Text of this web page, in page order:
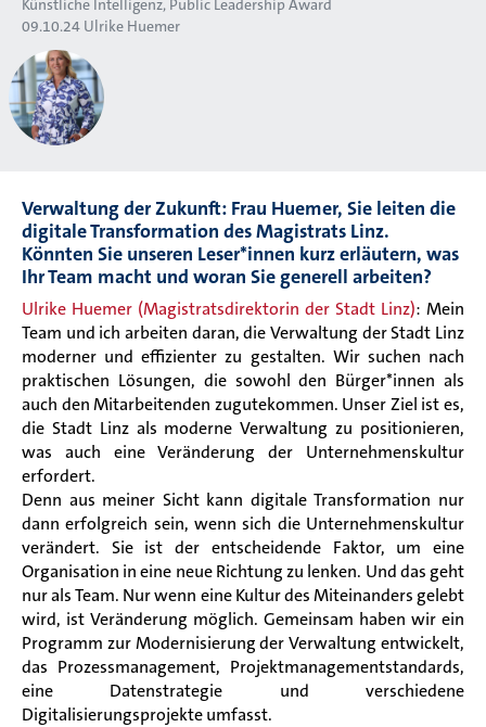
Künstliche Intelligenz Public Leadership Award
09.10.24 Ulrike Huemer
Verwaltung der Zukunft: Frau Huemer, Sie leiten die
digitale Transformation des Magistrats Linz.
Könnten Sie unseren Leser*innen kurz erläutern, was
Ihr Team macht und woran Sie generell arbeiten?
Ulrike Huemer (Magistratsdirektorin der Stadt Linz): Mein
Team und ich arbeiten daran, die Verwaltung der Stadt Linz
moderner und effizienter zu gestalten. Wir suchen nach
praktischen Lösungen, die sowohl den Bürger*innen als
auch den Mitarbeitenden zugutekommen. Unser Ziel ist es,
die Stadt Linz als moderne Verwaltung zu positionieren,
was auch eine Veränderung der Unternehmenskultur
erfordert.
Denn aus meiner Sicht kann digitale Transformation nur
dann erfolgreich sein, wenn sich die Unternehmenskultur
verändert. Sie ist der entscheidende Faktor, um eine
Organisation in eine neue Richtung zu lenken. Und das geht
nur als Team. Nur wenn eine Kultur des Miteinanders gelebt
wird, ist Veränderung möglich. Gemeinsam haben wir ein
Programm zur Modernisierung der Verwaltung entwickelt,
das Prozessmanagement, Projektmanagementstandards,
eine Datenstrategie und verschiedene
Digitalisierungsprojekte umfasst.